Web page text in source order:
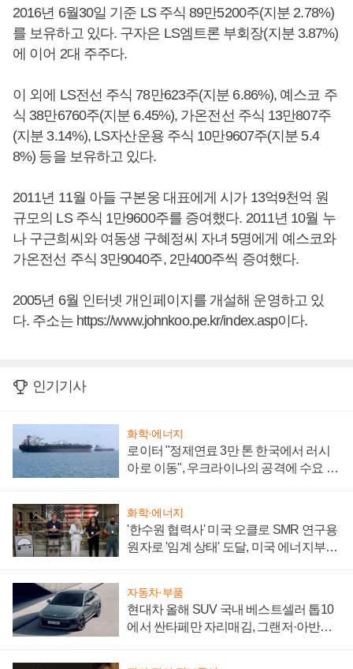
2016년 6월30일 기준 LS 주식 89만5200주(지분 2.78%)
를 보유하고 있다. 구자은 LS엠트론 부회장(지분 3.87%)
에 이어 2대 주주다.
이 외에 LS전선 주식 78만623주(지분 6.86%), 예스코 주
식 38만6760주(지분 6.45%), 가온전선 주식 13만807주
(지분 3.14%), LS자산운용 주식 10만9607주(지분 5.4
8%) 등을 보유하고 있다.
2011년 11월 아들 구본웅 대표에게 시가 13억9천억 원
규모의 LS 주식 1만9600주를 증여했다. 2011년 10월 누
나 구근희씨와 여동생 구혜정씨 자녀 5명에게 예스코와
가온전선 주식 3만9040주, 2만400주씩 증여했다.
2005년 6월 인터넷 개인페이지를 개설해 운영하고 있
다. 주소는 https://www.johnkoo.pe.kr/index.asp이다.
인기기사
화학·에너지
로이터 "정제연료 3만 톤 한국에서 러시
아로 이동", 우크라이나의 공격에 수요 늘
화학·에너지
'한수원 협력사' 미국 오클로 SMR 연구용
원자로 '임계 상태' 도달, 미국 에너지부
자동차·부품
현대차 올해 SUV 국내 베스트셀러 톱10
에서 싼타페만 자리매김, 그랜저·아반떼